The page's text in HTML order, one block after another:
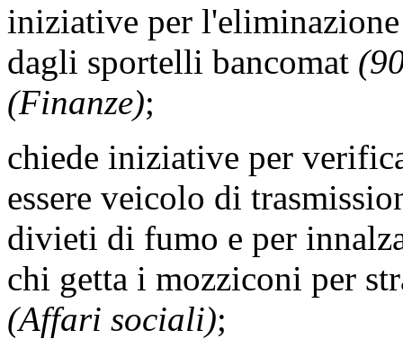
iniziative per
dagli sportelli bancomat
(Finanze);
chiede iniziative per
essere veicolo di
divieti di fumo e per
chi getta i mozziconi per
(Affari sociali);